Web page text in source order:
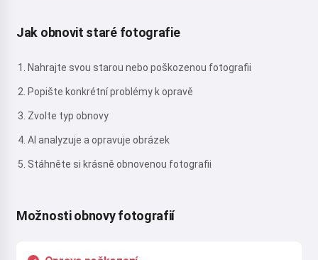
Jak obnovit staré fotografie
Nahrajte svou starou nebo poškozenou fotografii
Popište konkrétní problémy k opravě
Zvolte typ obnovy
AI analyzuje a opravuje obrázek
Stáhněte si krásně obnovenou fotografii
Možnosti obnovy fotografií